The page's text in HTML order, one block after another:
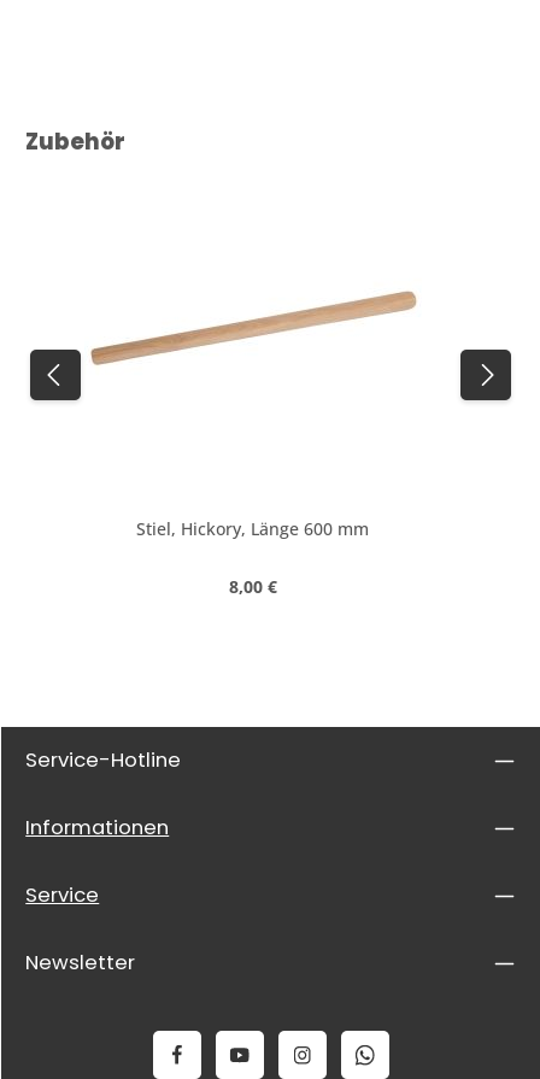
Produktgalerie überspringen
Zubehör
Stiel, Hickory, Länge 600 mm
Regulärer Preis:
8,00 €
Service-Hotline
Informationen
Service
Newsletter